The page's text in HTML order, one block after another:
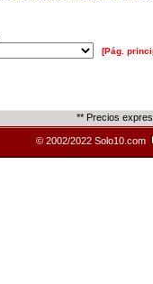
[Pág.
** Precios
© 2002/2022 Solo10.com